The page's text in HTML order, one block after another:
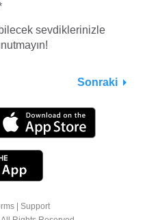
sevdiklerinizle
Sonraki
Support